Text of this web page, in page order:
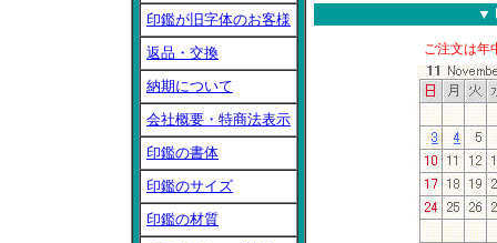
印鑑が旧字体のお客様
返品・交換
納期について
会社概要・特商法表示
印鑑の書体
印鑑のサイズ
印鑑の材質
▼
ご注文は年